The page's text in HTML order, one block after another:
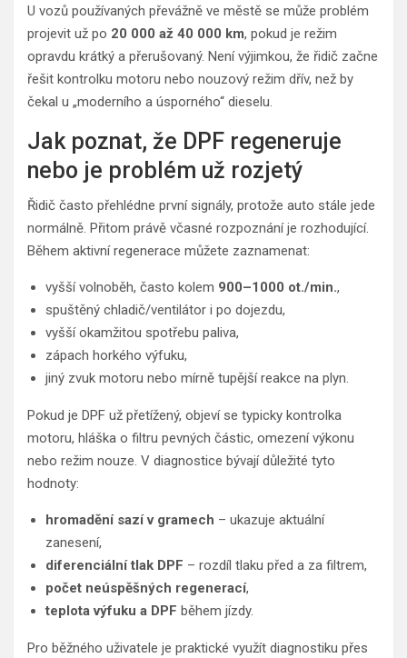
U vozů používaných převážně ve městě se může problém
projevit už po 20 000 až 40 000 km, pokud je režim
opravdu krátký a přerušovaný. Není výjimkou, že řidič začne
řešit kontrolku motoru nebo nouzový režim dřív, než by
čekal u „moderního a úsporného“ dieselu.
Jak poznat, že DPF regeneruje
nebo je problém už rozjetý
Řidič často přehlédne první signály, protože auto stále jede
normálně. Přitom právě včasné rozpoznání je rozhodující.
Během aktivní regenerace můžete zaznamenat:
vyšší volnoběh, často kolem 900–1000 ot./min.,
spuštěný chladič/ventilátor i po dojezdu,
vyšší okamžitou spotřebu paliva,
zápach horkého výfuku,
jiný zvuk motoru nebo mírně tupější reakce na plyn.
Pokud je DPF už přetížený, objeví se typicky kontrolka
motoru, hláška o filtru pevných částic, omezení výkonu
nebo režim nouze. V diagnostice bývají důležité tyto
hodnoty:
hromadění sazí v gramech – ukazuje aktuální
zanesení,
diferenciální tlak DPF – rozdíl tlaku před a za filtrem,
počet neúspěšných regenerací,
teplota výfuku a DPF během jízdy.
Pro běžného uživatele je praktické využít diagnostiku přes